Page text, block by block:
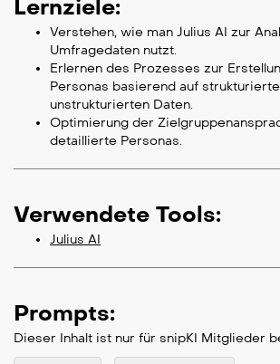
Lernziele:
Verstehen, wie man Julius AI zur
Umfragedaten nutzt.
Erlernen des Prozesses zur
Personas basierend auf
unstrukturierten Daten.
Optimierung der
detaillierte Personas.
Verwendete Tools:
Julius AI
Prompts:
Dieser Inhalt ist nur für snipKI Mitglieder